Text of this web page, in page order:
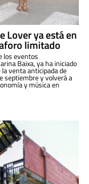
Lover ya está en
limitado
los eventos
Baixa, ya ha iniciado
venta anticipada de
septiembre y volverá a
y música en